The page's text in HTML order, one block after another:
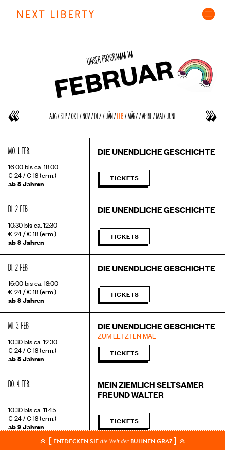
content
UNSER PROGRAMM IM
FEBRUAR
AUG/SEP/OKT/NOV/DEZ/JÄN/FEB/MÄRZ/APRIL/MAI/JUNI
MO. 1. FEB.
16:00 bis ca. 18:00
€ 24 / € 18 (erm.)
ab 8 Jahren
DIE UNENDLICHE GESCHICHTE
TICKETS
DI. 2. FEB.
10:30 bis ca. 12:30
€ 24 / € 18 (erm.)
ab 8 Jahren
DIE UNENDLICHE GESCHICHTE
TICKETS
DI. 2. FEB.
16:00 bis ca. 18:00
€ 24 / € 18 (erm.)
ab 8 Jahren
DIE UNENDLICHE GESCHICHTE
TICKETS
MI. 3. FEB.
10:30 bis ca. 12:30
€ 24 / € 18 (erm.)
ab 8 Jahren
DIE UNENDLICHE GESCHICHTE
ZUM LETZTEN MAL
TICKETS
DO. 4. FEB.
10:30 bis ca. 11:45
€ 24 / € 18 (erm.)
ab 9 Jahren
MEIN ZIEMLICH SELTSAMER
FREUND WALTER
TICKETS
[ENTDECKEN SIE die Welt derBÜHNEN GRAZ]